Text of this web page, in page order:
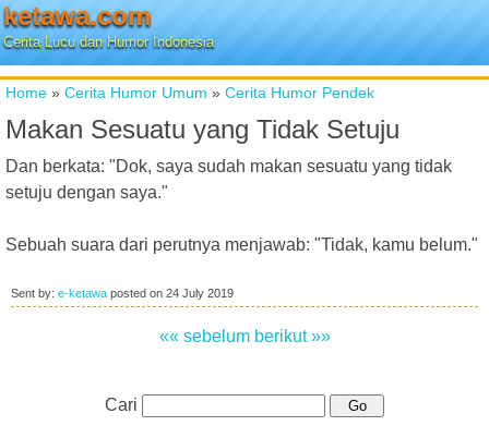
ketawa.com
Cerita Lucu dan Humor Indonesia
Home » Cerita Humor Umum » Cerita Humor Pendek
Makan Sesuatu yang Tidak Setuju
Dan berkata: "Dok, saya sudah makan sesuatu yang tidak
setuju dengan saya."
Sebuah suara dari perutnya menjawab: "Tidak, kamu belum."
Sent by: e-ketawa posted on 24 July 2019
«« sebelum berikut »»
Cari